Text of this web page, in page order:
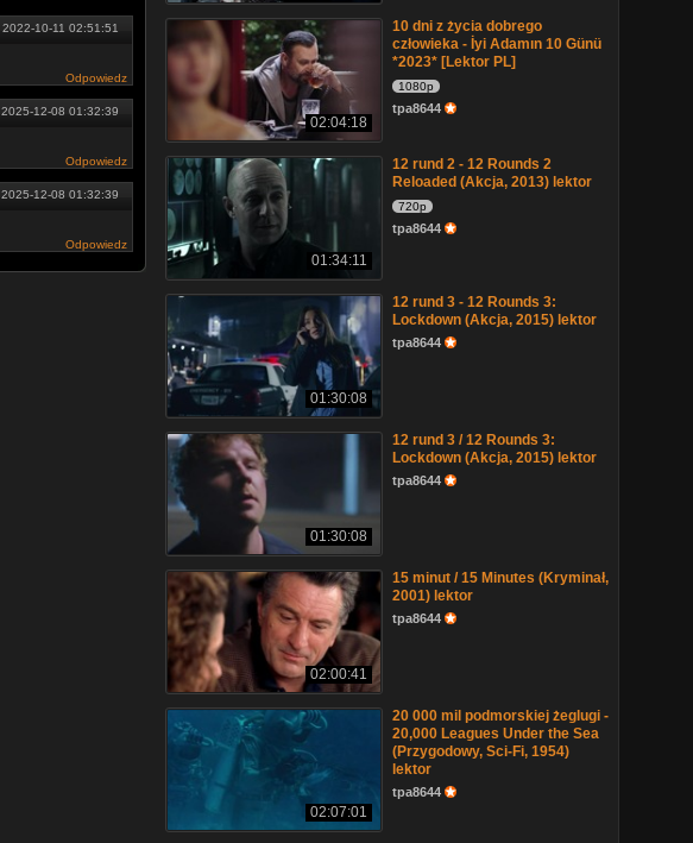
2022-10-11 02:51:51
Odpowiedz
2025-12-08 01:32:39
Odpowiedz
2025-12-08 01:32:39
Odpowiedz
02:04:18
10 dni z życia dobrego
człowieka - İyi Adamın 10 Günü
*2023* [Lektor PL]
1080p
tpa8644
01:34:11
12 rund 2 - 12 Rounds 2
Reloaded (Akcja, 2013) lektor
720p
tpa8644
01:30:08
12 rund 3 - 12 Rounds 3:
Lockdown (Akcja, 2015) lektor
tpa8644
01:30:08
12 rund 3 / 12 Rounds 3:
Lockdown (Akcja, 2015) lektor
tpa8644
02:00:41
15 minut / 15 Minutes (Kryminał,
2001) lektor
tpa8644
02:07:01
20 000 mil podmorskiej żeglugi -
20,000 Leagues Under the Sea
(Przygodowy, Sci-Fi, 1954)
lektor
tpa8644